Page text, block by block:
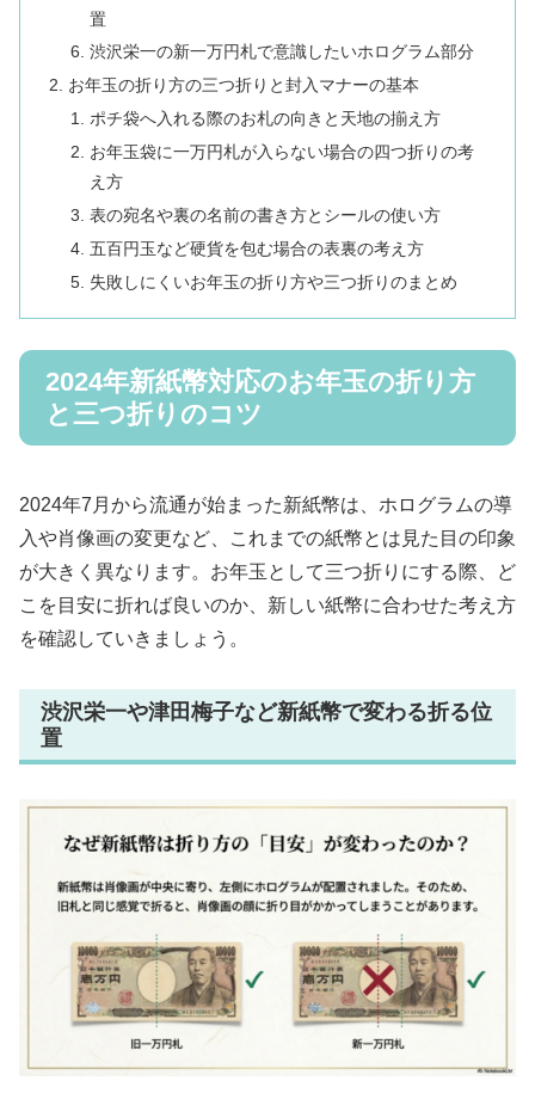
置
渋沢栄一の新一万円札で意識したいホログラム部分
お年玉の折り方の三つ折りと封入マナーの基本
ポチ袋へ入れる際のお札の向きと天地の揃え方
お年玉袋に一万円札が入らない場合の四つ折りの考
え方
表の宛名や裏の名前の書き方とシールの使い方
五百円玉など硬貨を包む場合の表裏の考え方
失敗しにくいお年玉の折り方や三つ折りのまとめ
2024年新紙幣対応のお年玉の折り方
と三つ折りのコツ
2024年7月から流通が始まった新紙幣は、ホログラムの導
入や肖像画の変更など、これまでの紙幣とは見た目の印象
が大きく異なります。お年玉として三つ折りにする際、ど
こを目安に折れば良いのか、新しい紙幣に合わせた考え方
を確認していきましょう。
渋沢栄一や津田梅子など新紙幣で変わる折る位
置